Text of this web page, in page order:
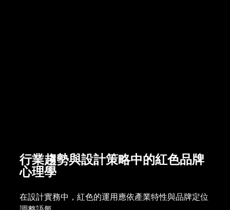
行業趨勢與設計策略中的紅色品牌
心理學
在設計實務中，紅色的運用應依產業特性與品牌定位